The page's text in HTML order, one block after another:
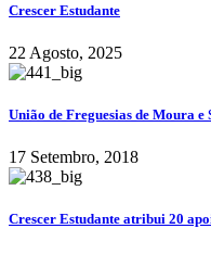
Crescer Estudante
22 Agosto, 2025
União de Freguesias de Moura
17 Setembro, 2018
Crescer Estudante atribui 20